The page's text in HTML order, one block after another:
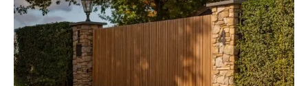
Lees meer